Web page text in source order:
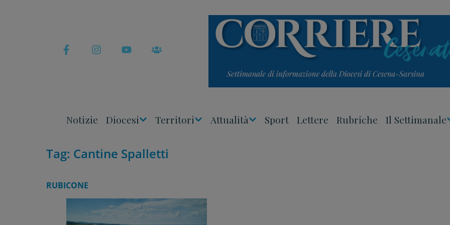
Notizie Diocesi Territori Attualità Sport Lettere Rubriche Il Settimanale
Tag: Cantine Spalletti
RUBICONE